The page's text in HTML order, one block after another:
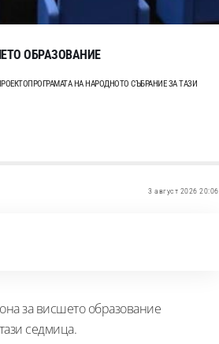
ОБРАЗОВАНИЕ
НА НАРОДНОТО СЪБРАНИЕ ЗА ТАЗИ
3 август 2026 20:06
за висшето образование
седмица.